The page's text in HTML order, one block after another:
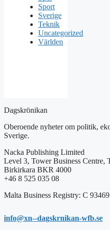
Sport
Sverige
Teknik
Uncategorized
Världen
Dagskrönikan
Oberoende nyheter om politik,
Sverige.
Nacka Publishing Limited
Level 3, Tower Business Centre,
Birkirkara BKR 4000
+46 8 525 035 08
Malta Business Registry: C 93469
info@xn--dagskrnikan-wfb.se